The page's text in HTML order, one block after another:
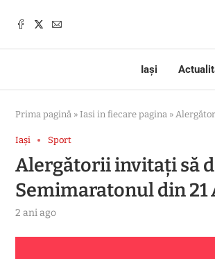
Iași
Prima pagină » Iasi in fiecare pagina »
Iași Sport
Alergătorii invitați să
Semimaratonul din 21
2 ani ago